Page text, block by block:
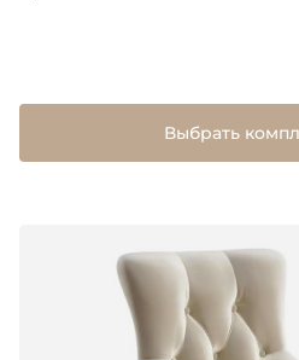
Выбрать